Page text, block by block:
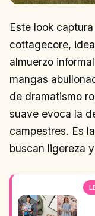
Este look
cottagecore,
almuerzo
mangas
de dramatismo
suave evoca la
campestres. Es
buscan ligereza